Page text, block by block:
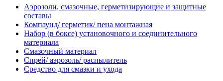
Аэрозоли, смазочные, герметизирующие и защитные
составы
Компаунд/ герметик/ пена монтажная
Набор (в боксе) установочного и соединительного
материала
Смазочный материал
Спрей/ аэрозоль/ распылитель
Средство для смазки и ухода